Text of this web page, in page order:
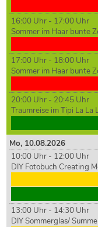
16:00 Uhr - 17:00 Uhr
Sommer im Haar bunte
17:00 Uhr - 18:00 Uhr
Sommer im Haar bunte
20:00 Uhr - 20:45 Uhr
Traumreise im Tipi La La
Mo, 10.08.2026
10:00 Uhr - 12:00 Uhr
DIY Fotobuch Creating
13:00 Uhr - 14:30 Uhr
DIY Sommerglas/